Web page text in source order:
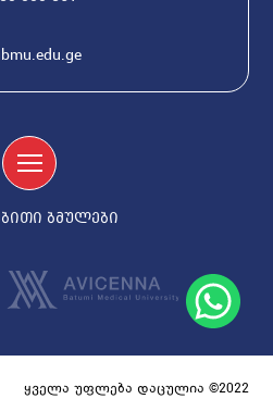
ბმულები
ყველა უფლება დაცულია ©2022